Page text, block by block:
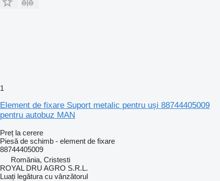
1
Element de fixare Suport metalic pentru uși 88744405009
pentru autobuz MAN
Preț la cerere
Piesă de schimb - element de fixare
88744405009
România, Cristesti
ROYAL DRU AGRO S.R.L.
Luați legătura cu vânzătorul